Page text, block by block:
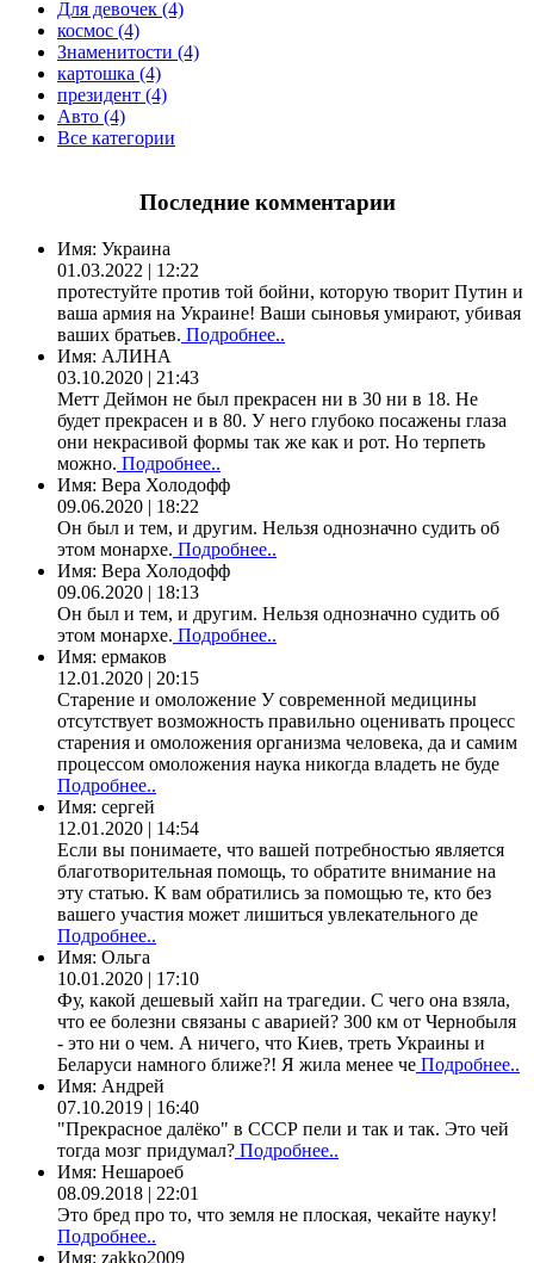
Для девочек (4)
космос (4)
Знаменитости (4)
картошка (4)
президент (4)
Авто (4)
Все категории
Последние комментарии
Имя: Украина
01.03.2022 | 12:22
протестуйте против той бойни, которую творит Путин и
ваша армия на Украине! Ваши сыновья умирают, убивая
ваших братьев. Подробнее..
Имя: АЛИНА
03.10.2020 | 21:43
Метт Деймон не был прекрасен ни в 30 ни в 18. Не
будет прекрасен и в 80. У него глубоко посажены глаза
они некрасивой формы так же как и рот. Но терпеть
можно. Подробнее..
Имя: Вера Холодофф
09.06.2020 | 18:22
Он был и тем, и другим. Нельзя однозначно судить об
этом монархе. Подробнее..
Имя: Вера Холодофф
09.06.2020 | 18:13
Он был и тем, и другим. Нельзя однозначно судить об
этом монархе. Подробнее..
Имя: ермаков
12.01.2020 | 20:15
Старение и омоложение У современной медицины
отсутствует возможность правильно оценивать процесс
старения и омоложения организма человека, да и самим
процессом омоложения наука никогда владеть не буде
Подробнее..
Имя: сергей
12.01.2020 | 14:54
Если вы понимаете, что вашей потребностью является
благотворительная помощь, то обратите внимание на
эту статью. К вам обратились за помощью те, кто без
вашего участия может лишиться увлекательного де
Подробнее..
Имя: Ольга
10.01.2020 | 17:10
Фу, какой дешевый хайп на трагедии. С чего она взяла,
что ее болезни связаны с аварией? 300 км от Чернобыля
- это ни о чем. А ничего, что Киев, треть Украины и
Беларуси намного ближе?! Я жила менее че Подробнее..
Имя: Андрей
07.10.2019 | 16:40
"Прекрасное далёко" в СССР пели и так и так. Это чей
тогда мозг придумал? Подробнее..
Имя: Нешароеб
08.09.2018 | 22:01
Это бред про то, что земля не плоская, чекайте науку!
Подробнее..
Имя: zakko2009